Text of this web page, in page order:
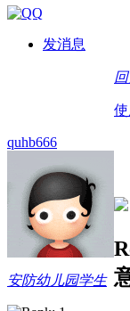
发消息
quhb666
安防幼儿园学生